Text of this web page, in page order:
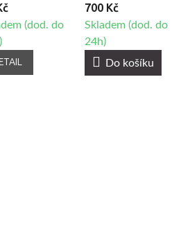
(dod. do
700 Kč
Skladem (dod. do
24h)
Do košíku